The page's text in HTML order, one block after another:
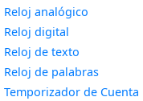
Reloj analógico
Reloj digital
Reloj de texto
Reloj de palabras
Temporizador de Cuenta